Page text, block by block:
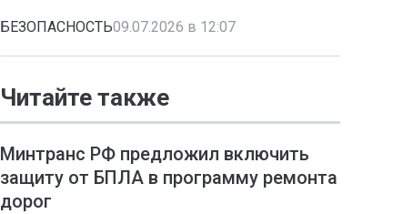
БЕЗОПАСНОСТЬ09.07.2026 в 12:07
Читайте также
Минтранс РФ предложил включить
защиту от БПЛА в программу ремонта
дорог